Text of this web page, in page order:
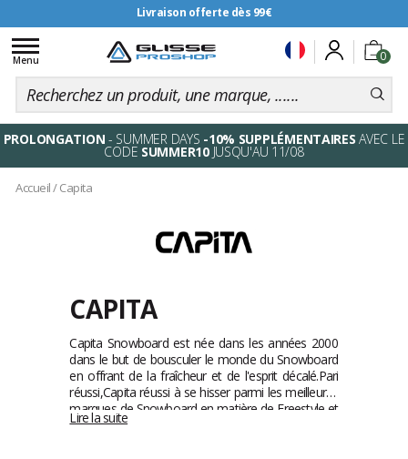
Livraison offerte dès 99€
0
Toggle
navigation
Menu
PROLONGATION - SUMMER DAYS -10% SUPPLÉMENTAIRES AVEC LE
CODE SUMMER10JUSQU'AU 11/08
Accueil/Capita
CAPITA
Capita Snowboard est née dans les années 2000
dans le but de bousculer le monde du Snowboard
en offrant de la fraîcheur et de l'esprit décalé.Pari
réussi,Capita réussi à se hisser parmi les meilleures
marques de Snowboard en matière de Freestyle et
de boards All Mountain.Les boards comme la
Lire la suite